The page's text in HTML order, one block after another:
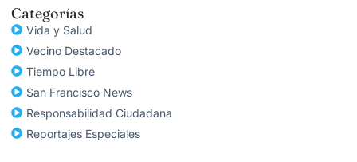
Categorías
Vida y Salud
Vecino Destacado
Tiempo Libre
San Francisco News
Responsabilidad Ciudadana
Reportajes Especiales